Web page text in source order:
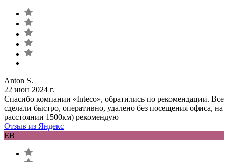
Anton S.
22 июн 2024 г.
Спасибо компании «Inteco», обратились по рекомендации. Все
сделали быстро, оперативно, удалено без посещения офиса, на
расстоянии 1500км) рекомендую
Отзыв из Яндекс
ЕВ